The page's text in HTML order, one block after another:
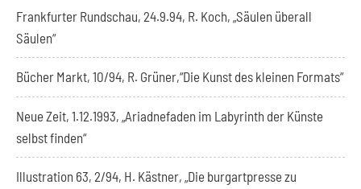
Frankfurter Rundschau, 24.9.94, R. Koch, „Säulen überall
Säulen“
Bücher Markt, 10/94, R. Grüner,“Die Kunst des kleinen Formats“
Neue Zeit, 1.12.1993, „Ariadnefaden im Labyrinth der Künste
selbst finden“
Illustration 63, 2/94, H. Kästner, „Die burgartpresse zu